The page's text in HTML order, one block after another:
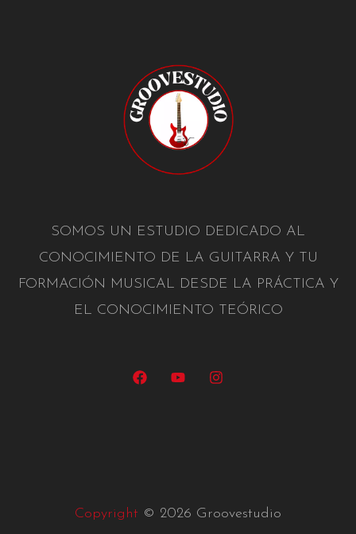
SOMOS UN ESTUDIO DEDICADO AL
CONOCIMIENTO DE LA GUITARRA Y TU
FORMACIÓN MUSICAL DESDE LA PRÁCTICA Y
EL CONOCIMIENTO TEÓRICO
Copyright © 2026 Groovestudio